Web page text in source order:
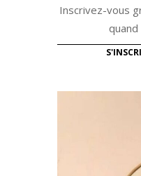
Inscrivez-vous